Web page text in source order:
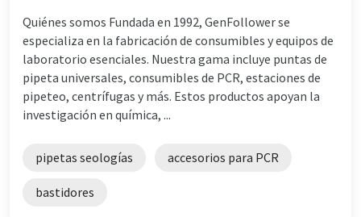
Quiénes somos Fundada en 1992, GenFollower se
especializa en la fabricación de consumibles y equipos de
laboratorio esenciales. Nuestra gama incluye puntas de
pipeta universales, consumibles de PCR, estaciones de
pipeteo, centrífugas y más. Estos productos apoyan la
investigación en química, ...
pipetas seologías accesorios para PCR
bastidores